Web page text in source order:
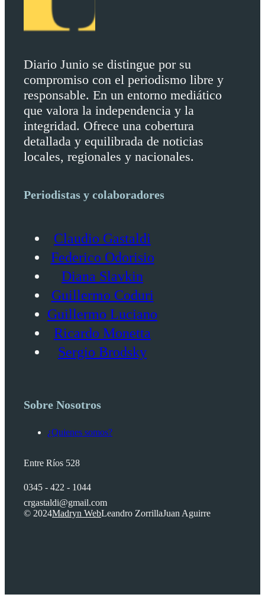
Diario Junio se distingue por su
compromiso con el periodismo libre y
responsable. En un entorno mediático
que valora la independencia y la
integridad. Ofrece una cobertura
detallada y equilibrada de noticias
locales, regionales y nacionales.
Periodistas y colaboradores
Claudio Gastaldi
Federico Odorisio
Diana Slavkin
Guillermo Coduri
Guillermo Luciano
Ricardo Monetta
Sergio Brodsky
Sobre Nosotros
¿Quienes somos?
Entre Ríos 528
0345 - 422 - 1044
crgastaldi@gmail.com
© 2024Madryn WebLeandro ZorrillaJuan Aguirre